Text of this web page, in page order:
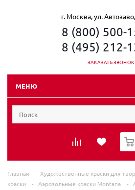
г. Москва, ул.
8 (800) 500-
8 (495) 212-
ЗАКАЗАТЬ ЗВОНОК
МЕНЮ
Главная - Художественные краски для
краски
- Аэрозольные краски Montana -